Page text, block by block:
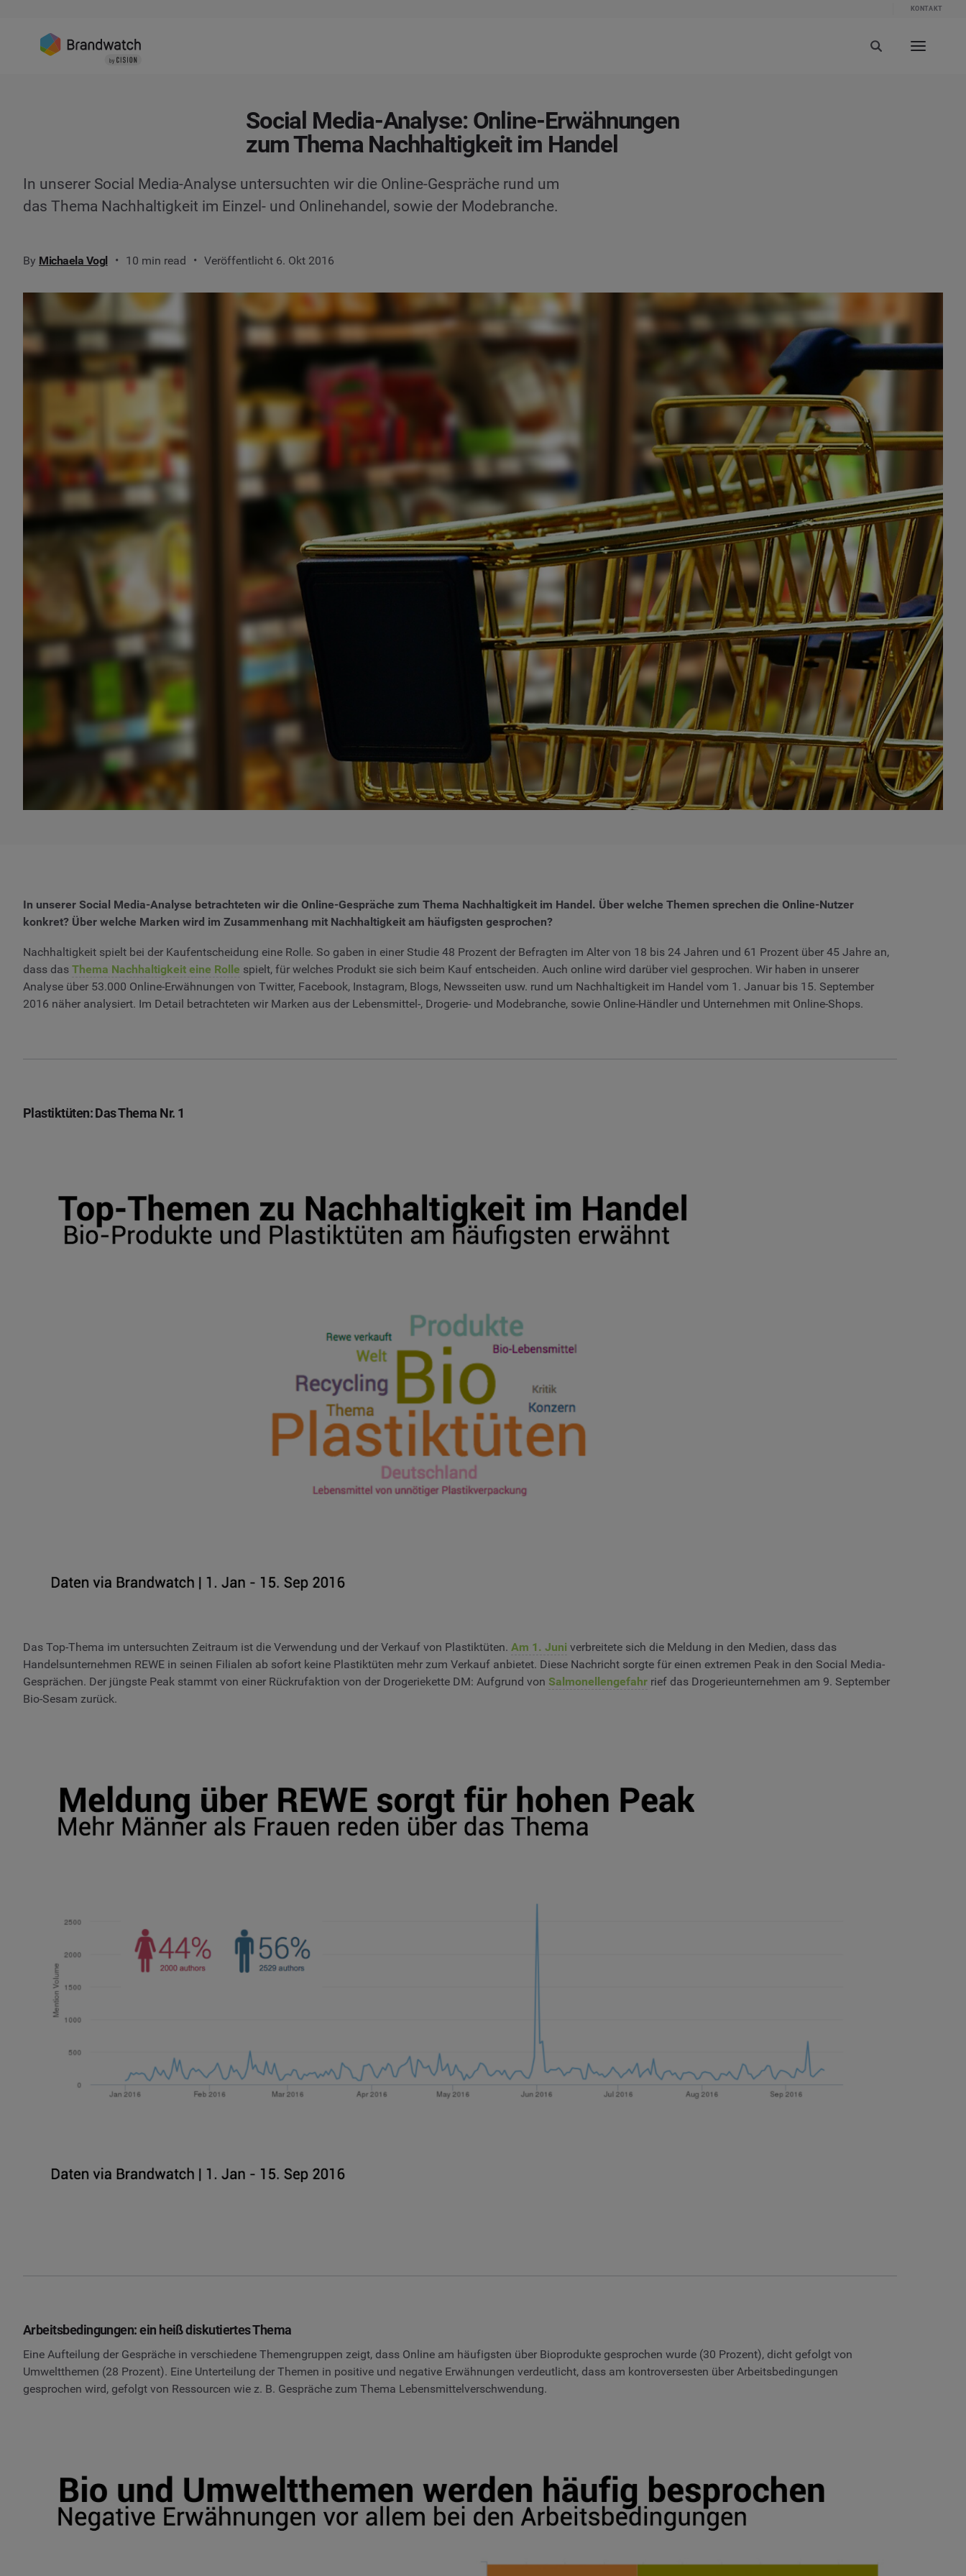
KONTAKT
Social Media-Analyse: Online-Erwähnungen
zum Thema Nachhaltigkeit im Handel
In unserer Social Media-Analyse untersuchten wir die Online-Gespräche rund um
das Thema Nachhaltigkeit im Einzel- und Onlinehandel, sowie der Modebranche.
By Michaela Vogl 10 min read Veröffentlicht 6. Okt 2016
In unserer Social Media-Analyse betrachteten wir die Online-Gespräche zum Thema Nachhaltigkeit im Handel. Über welche Themen sprechen die Online-Nutzer
konkret? Über welche Marken wird im Zusammenhang mit Nachhaltigkeit am häufigsten gesprochen?
Nachhaltigkeit spielt bei der Kaufentscheidung eine Rolle. So gaben in einer Studie 48 Prozent der Befragten im Alter von 18 bis 24 Jahren und 61 Prozent über 45 Jahre an,
dass das Thema Nachhaltigkeit eine Rolle spielt, für welches Produkt sie sich beim Kauf entscheiden. Auch online wird darüber viel gesprochen. Wir haben in unserer
Analyse über 53.000 Online-Erwähnungen von Twitter, Facebook, Instagram, Blogs, Newsseiten usw. rund um Nachhaltigkeit im Handel vom 1. Januar bis 15. September
2016 näher analysiert. Im Detail betrachteten wir Marken aus der Lebensmittel-, Drogerie- und Modebranche, sowie Online-Händler und Unternehmen mit Online-Shops.
Plastiktüten: Das Thema Nr. 1
Das Top-Thema im untersuchten Zeitraum ist die Verwendung und der Verkauf von Plastiktüten. Am 1. Juni verbreitete sich die Meldung in den Medien, dass das
Handelsunternehmen REWE in seinen Filialen ab sofort keine Plastiktüten mehr zum Verkauf anbietet. Diese Nachricht sorgte für einen extremen Peak in den Social Media-
Gesprächen. Der jüngste Peak stammt von einer Rückrufaktion von der Drogeriekette DM: Aufgrund von Salmonellengefahr rief das Drogerieunternehmen am 9. September
Bio-Sesam zurück.
Arbeitsbedingungen: ein heiß diskutiertes Thema
Eine Aufteilung der Gespräche in verschiedene Themengruppen zeigt, dass Online am häufigsten über Bioprodukte gesprochen wurde (30 Prozent), dicht gefolgt von
Umweltthemen (28 Prozent). Eine Unterteilung der Themen in positive und negative Erwähnungen verdeutlicht, dass am kontroversesten über Arbeitsbedingungen
gesprochen wird, gefolgt von Ressourcen wie z. B. Gespräche zum Thema Lebensmittelverschwendung.